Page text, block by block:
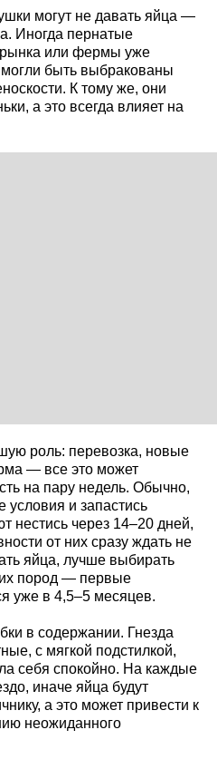
могут не давать яйца —
Иногда пернатые
или фермы уже
быть выбракованы
К тому же, они
а это всегда влияет на
роль: перевозка, новые
— все это может
на пару недель. Обычно,
условия и запастись
нестись через 14–20 дней,
от них сразу ждать не
яйца, лучше выбирать
пород — первые
уже в 4,5–5 месяцев.
в содержании. Гнезда
с мягкой подстилкой,
себя спокойно. На каждые
иначе яйца будут
а это может привести к
неожиданного